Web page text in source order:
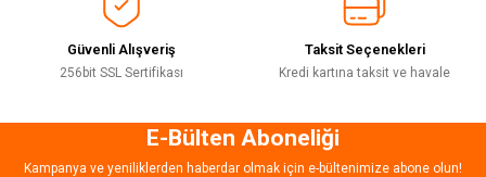
Gönder
Güvenli Alışveriş
256bit SSL Sertifikası
Taksit Seçenekleri
Kredi kartına taksit ve havale
E-Bülten Aboneliği
Kampanya ve yeniliklerden haberdar olmak için e-bültenimize abone olun!